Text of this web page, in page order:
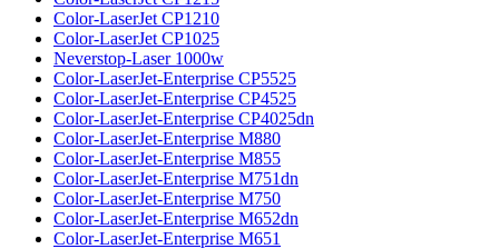
Color-LaserJet CP1210
Color-LaserJet CP1025
Neverstop-Laser 1000w
Color-LaserJet-Enterprise CP5525
Color-LaserJet-Enterprise CP4525
Color-LaserJet-Enterprise CP4025dn
Color-LaserJet-Enterprise M880
Color-LaserJet-Enterprise M855
Color-LaserJet-Enterprise M751dn
Color-LaserJet-Enterprise M750
Color-LaserJet-Enterprise M652dn
Color-LaserJet-Enterprise M651